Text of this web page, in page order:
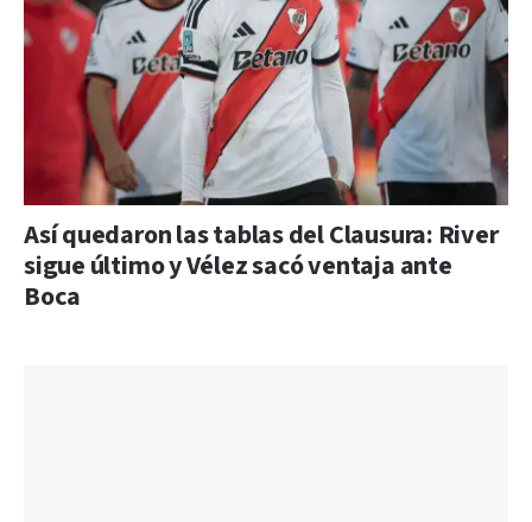
Así quedaron las tablas del Clausura: River
sigue último y Vélez sacó ventaja ante
Boca